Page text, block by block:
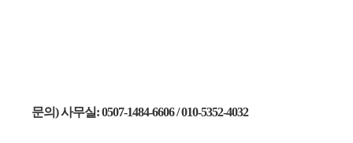
문의) 사무실: 0507-1484-6606 / 010-5352-4032